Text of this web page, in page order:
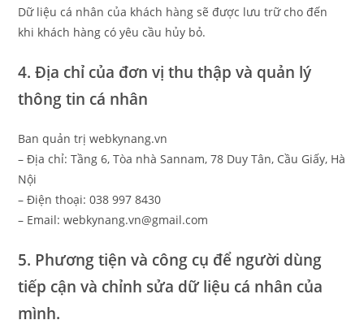
Dữ liệu cá nhân của khách hàng sẽ được lưu trữ cho đến
khi khách hàng có yêu cầu hủy bỏ.
4. Địa chỉ của đơn vị thu thập và quản lý
thông tin cá nhân
Ban quản trị webkynang.vn
– Địa chỉ: Tầng 6, Tòa nhà Sannam, 78 Duy Tân, Cầu Giấy, Hà
Nội
– Điện thoại: 038 997 8430
– Email: webkynang.vn@gmail.com
5. Phương tiện và công cụ để người dùng
tiếp cận và chỉnh sửa dữ liệu cá nhân của
mình.